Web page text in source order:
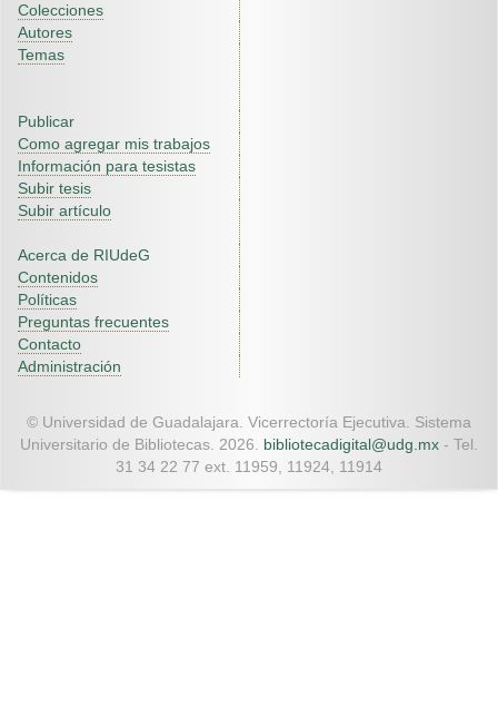
Colecciones
Autores
Temas
Publicar
Como agregar mis trabajos
Información para tesistas
Subir tesis
Subir artículo
Acerca de RIUdeG
Contenidos
Políticas
Preguntas frecuentes
Contacto
Administración
© Universidad de Guadalajara. Vicerrectoría Ejecutiva. Sistema
Universitario de Bibliotecas. 2026. bibliotecadigital@udg.mx - Tel.
31 34 22 77 ext. 11959, 11924, 11914